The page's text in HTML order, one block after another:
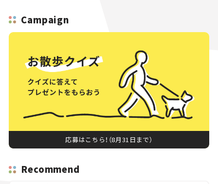
Campaign
応募はこちら！（8月31日まで）
Recommend